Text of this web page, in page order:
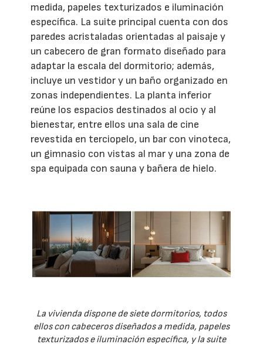
medida, papeles texturizados e iluminación
específica. La suite principal cuenta con dos
paredes acristaladas orientadas al paisaje y
un cabecero de gran formato diseñado para
adaptar la escala del dormitorio; además,
incluye un vestidor y un baño organizado en
zonas independientes. La planta inferior
reúne los espacios destinados al ocio y al
bienestar, entre ellos una sala de cine
revestida en terciopelo, un bar con vinoteca,
un gimnasio con vistas al mar y una zona de
spa equipada con sauna y bañera de hielo.
La vivienda dispone de siete dormitorios, todos
ellos con cabeceros diseñados a medida, papeles
texturizados e iluminación específica, y la suite